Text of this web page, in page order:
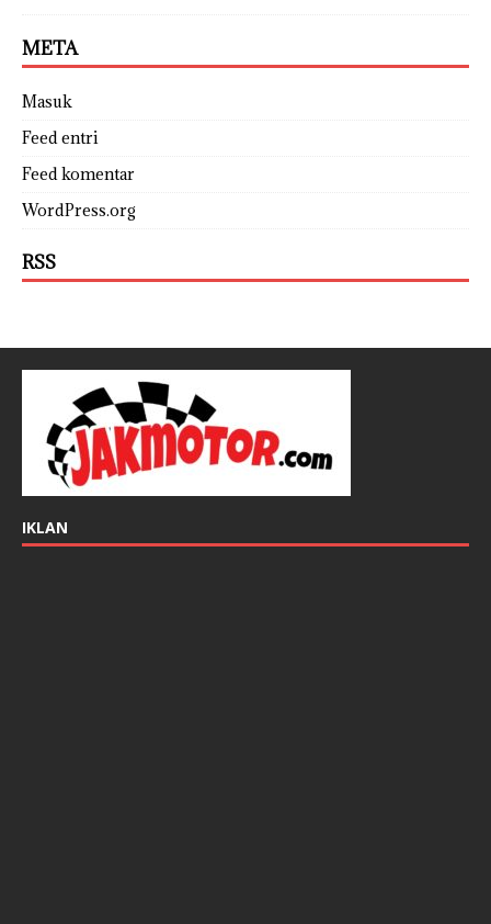
META
Masuk
Feed entri
Feed komentar
WordPress.org
RSS
IKLAN